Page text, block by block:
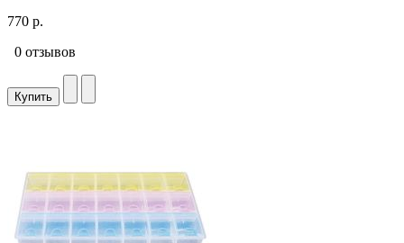
770 р.
0 отзывов
Купить